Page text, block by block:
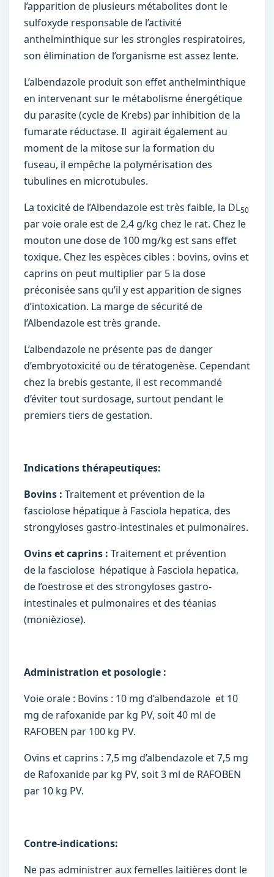
l’apparition de plusieurs métabolites dont le
sulfoxyde responsable de l’activité
anthelminthique sur les strongles respiratoires,
son élimination de l’organisme est assez lente.
L’albendazole produit son effet anthelminthique
en intervenant sur le métabolisme énergétique
du parasite (cycle de Krebs) par inhibition de la
fumarate réductase. Il agirait également au
moment de la mitose sur la formation du
fuseau, il empêche la polymérisation des
tubulines en microtubules.
La toxicité de l’Albendazole est très faible, la DL50
par voie orale est de 2,4 g/kg chez le rat. Chez le
mouton une dose de 100 mg/kg est sans effet
toxique. Chez les espèces cibles : bovins, ovins et
caprins on peut multiplier par 5 la dose
préconisée sans qu’il y est apparition de signes
d’intoxication. La marge de sécurité de
l’Albendazole est très grande.
L’albendazole ne présente pas de danger
d’embryotoxicité ou de tératogenèse. Cependant
chez la brebis gestante, il est recommandé
d’éviter tout surdosage, surtout pendant le
premiers tiers de gestation.
Indications thérapeutiques:
Bovins : Traitement et prévention de la
fasciolose hépatique à Fasciola hepatica, des
strongyloses gastro-intestinales et pulmonaires.
Ovins et caprins : Traitement et prévention
de la fasciolose hépatique à Fasciola hepatica,
de l’oestrose et des strongyloses gastro-
intestinales et pulmonaires et des téanias
(monièziose).
Administration et posologie :
Voie orale : Bovins : 10 mg d’albendazole et 10
mg de rafoxanide par kg PV, soit 40 ml de
RAFOBEN par 100 kg PV.
Ovins et caprins : 7,5 mg d’albendazole et 7,5 mg
de Rafoxanide par kg PV, soit 3 ml de RAFOBEN
par 10 kg PV.
Contre-indications:
Ne pas administrer aux femelles laitières dont le